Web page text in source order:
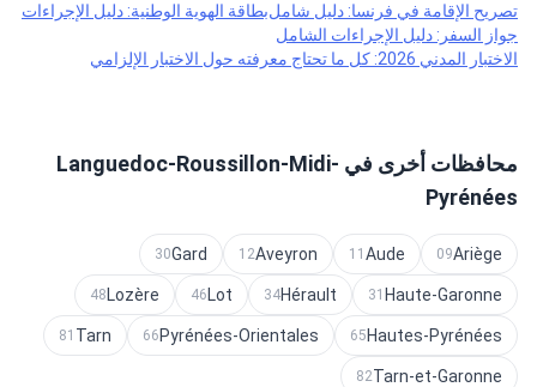
تصريح الإقامة في فرنسا: دليل شاملبطاقة الهوية الوطنية: دليل الإجراءات
جواز السفر: دليل الإجراءات الشامل
الاختبار المدني 2026: كل ما تحتاج معرفته حول الاختبار الإلزامي
محافظات أخرى في Languedoc-Roussillon-Midi-
Pyrénées
Ariège
09
Aude
11
Aveyron
12
Gard
30
Haute-Garonne
31
Hérault
34
Lot
46
Lozère
48
Hautes-Pyrénées
65
Pyrénées-Orientales
66
Tarn
81
Tarn-et-Garonne
82